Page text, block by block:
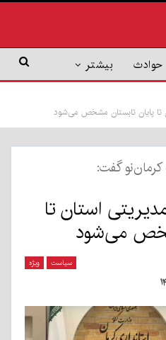
حوادث بیشتر
پایان تابستان مشخص می‌شود
کرمان‌نو گفت:
استان تا
می‌شود
سیاست ویژه